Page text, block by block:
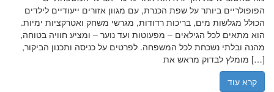
הפופולריים ביותר על שפת הכנרת, עם מגוון אזורים ייעודיים לילדים
הכולל מגלשות מים, בריכות רדודות, מגרשי משחק ואטרקציות ימיות.
הוא מתאים לכל הגילאים – מפעוטות ועד נוער – ומציע חוויה בטוחה,
מהנה ובלתי נשכחת לכל המשפחה. לפרטים על כניסה ותכנון הביקור,
מומלץ לבדוק מראש את […]
קרא עוד